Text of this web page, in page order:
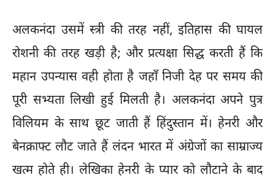
अलकनंदा उसमें स्त्री की तरह नहीं, इतिहास की घायल
रोशनी की तरह खड़ी है; और प्रत्यक्षा सिद्ध करती हैं कि
महान उपन्यास वही होता है जहाँ निजी देह पर समय की
पूरी सभ्यता लिखी हुई मिलती है। अलकनंदा अपने पुत्र
विलियम के साथ छूट जाती हैं हिंदुस्तान में। हेनरी और
बेनक्राफ्ट लौट जाते हैं लंदन भारत में अंग्रेजों का साम्राज्य
खत्म होते ही। लेखिका हेनरी के प्यार को लौटाने के बाद